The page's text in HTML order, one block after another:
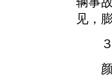
见，
３
颜色